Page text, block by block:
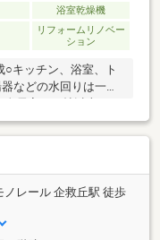
探しながら、ご自宅
もちろん査定も無料で
浴室乾燥機
リフォームリノベー
ション
○キッチン、浴室、ト
などの水回りは一式
宅街にある落ち着い
度と低学年のお子様
ニが徒歩３分圏内で
とっても便利！
ノレール 企救丘駅 徒歩